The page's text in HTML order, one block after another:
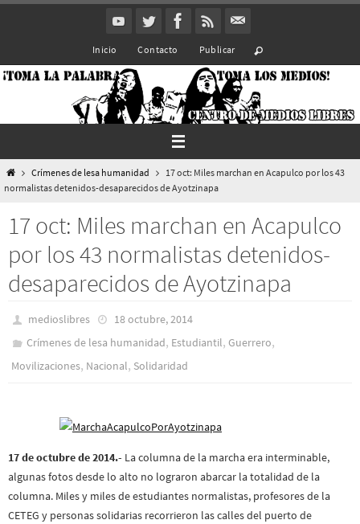
Inicio Contacto Publicar
InicioCrímenes de lesa humanidad
17 oct: Miles marchan en Acapulco por los 43
normalistas detenidos-desaparecidos de Ayotzinapa
17 oct: Miles marchan en Acapulco
por los 43 normalistas detenidos-
desaparecidos de Ayotzinapa
medioslibres
18 octubre, 2014
Crímenes de lesa humanidad, Estudiantil,Guerrero,
Movilizaciones, Nacional, Solidaridad
17 de octubre de 2014.- La columna de la marcha era interminable,
algunas fotos desde lo alto no lograron abarcar la totalidad de la
columna. Miles y miles de estudiantes normalistas, profesores de la
CETEG y personas solidarias recorrieron las calles del puerto de